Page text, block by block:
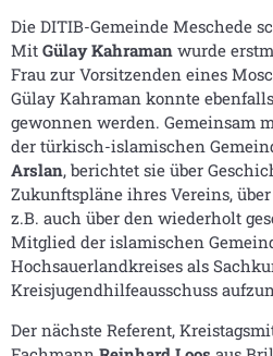
Die DITIB-Gemeinde Meschede
Mit Gülay Kahraman wurde
Frau zur Vorsitzenden eines
Gülay Kahraman konnte
gewonnen werden. Gemeinsam
der türkisch-islamischen
Arslan, berichtet sie über
Zukunftspläne ihres Vereins,
z.B. auch über den wiederholt
Mitglied der islamischen
Hochsauerlandkreises als
Kreisjugendhilfeausschuss
Der nächste Referent,